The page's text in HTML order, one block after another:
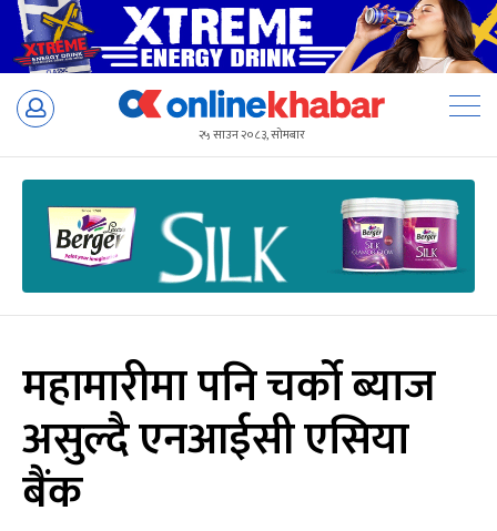
Skip
२५ साउन २०८३, सोमबार
महामारीमा पनि चर्को ब्याज
असुल्दै एनआईसी एसिया
बैंक